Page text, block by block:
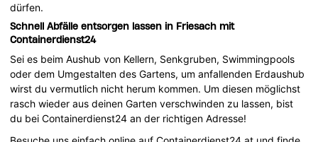
dürfen.
Schnell Abfälle entsorgen lassen in Friesach mit
Containerdienst24
Sei es beim Aushub von Kellern, Senkgruben, Swimmingpools
oder dem Umgestalten des Gartens, um anfallenden Erdaushub
wirst du vermutlich nicht herum kommen. Um diesen möglichst
rasch wieder aus deinen Garten verschwinden zu lassen, bist
du bei Containerdienst24 an der richtigen Adresse!